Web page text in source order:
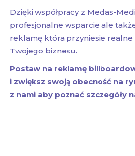
Dzięki współpracy z Medas-
profesjonalne wsparcie ale
reklamę która przyniesie realne
Twojego biznesu.
Postaw na reklamę
i zwiększ swoją obecność na
z nami aby poznać szczegóły